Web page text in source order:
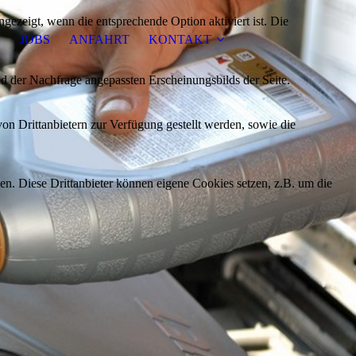
JOBS ANFAHRT KONTAKT
wenn die entsprechende Option aktiviert ist. Die
Nachfrage angepassten Erscheinungsbilds der Seite.
Drittanbietern zur Verfügung gestellt werden, sowie die
Diese Drittanbieter können eigene Cookies setzen, z.B. um die